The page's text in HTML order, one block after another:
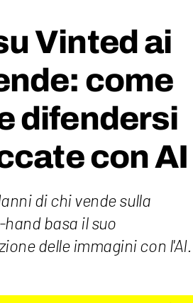
Vinted ai
come
difendersi
con AI
di chi vende sulla
basa il suo
delle immagini con l'AI.